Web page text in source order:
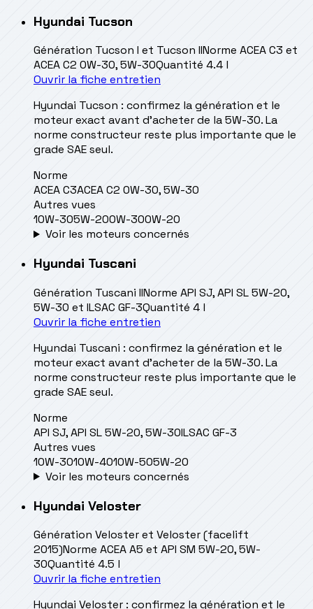
Hyundai Tucson
Génération Tucson I et Tucson IINorme ACEA C3 et
ACEA C2 0W-30, 5W-30Quantité 4.4 l
Ouvrir la fiche entretien
Hyundai Tucson : confirmez la génération et le
moteur exact avant d’acheter de la 5W-30. La
norme constructeur reste plus importante que le
grade SAE seul.
Norme
ACEA C3ACEA C2 0W-30, 5W-30
Autres vues
10W-305W-200W-300W-20
Voir les moteurs concernés
Hyundai Tuscani
Génération Tuscani IINorme API SJ, API SL 5W-20,
5W-30 et ILSAC GF-3Quantité 4 l
Ouvrir la fiche entretien
Hyundai Tuscani : confirmez la génération et le
moteur exact avant d’acheter de la 5W-30. La
norme constructeur reste plus importante que le
grade SAE seul.
Norme
API SJ, API SL 5W-20, 5W-30ILSAC GF-3
Autres vues
10W-3010W-4010W-505W-20
Voir les moteurs concernés
Hyundai Veloster
Génération Veloster et Veloster (facelift
2015)Norme ACEA A5 et API SM 5W-20, 5W-
30Quantité 4.5 l
Ouvrir la fiche entretien
Hyundai Veloster : confirmez la génération et le